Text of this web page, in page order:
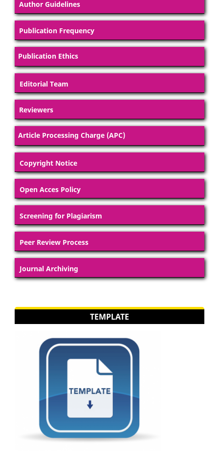
Author Guidelines
Publication Frequency
Publication Ethics
Editorial Team
Reviewers
Article Processing Charge (APC)
Copyright Notice
Open Acces Policy
Screening for Plagiarism
Peer Review Process
Journal Archiving
TEMPLATE